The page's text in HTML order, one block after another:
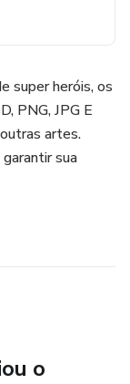
super heróis, os
PNG, JPG E
artes.
sua
o